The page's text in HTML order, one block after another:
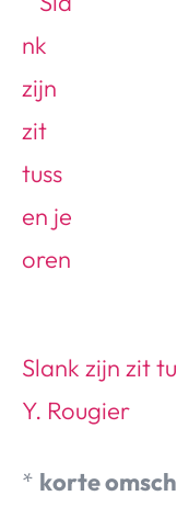
Slank zijn zit
Y. Rougier
* korte